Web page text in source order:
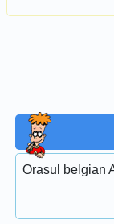
Orasul belgian